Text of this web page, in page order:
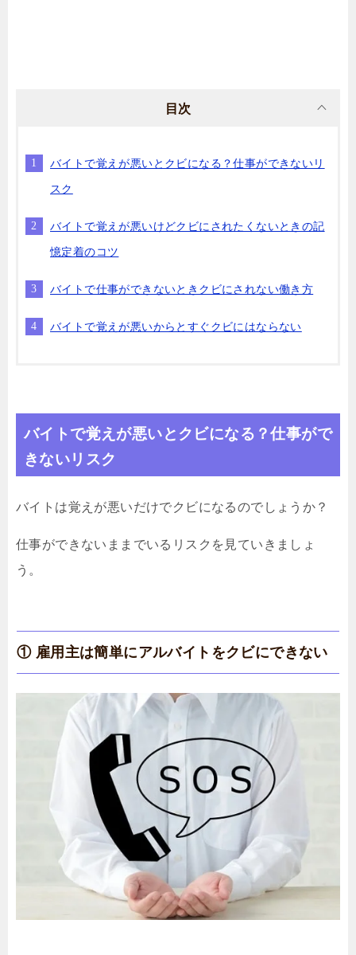
目次
バイトで覚えが悪いとクビになる？仕事ができないリ
スク
バイトで覚えが悪いけどクビにされたくないときの記
憶定着のコツ
バイトで仕事ができないときクビにされない働き方
バイトで覚えが悪いからとすぐクビにはならない
バイトで覚えが悪いとクビになる？仕事がで
きないリスク
バイトは覚えが悪いだけでクビになるのでしょうか？
仕事ができないままでいるリスクを見ていきましょ
う。
① 雇用主は簡単にアルバイトをクビにできない